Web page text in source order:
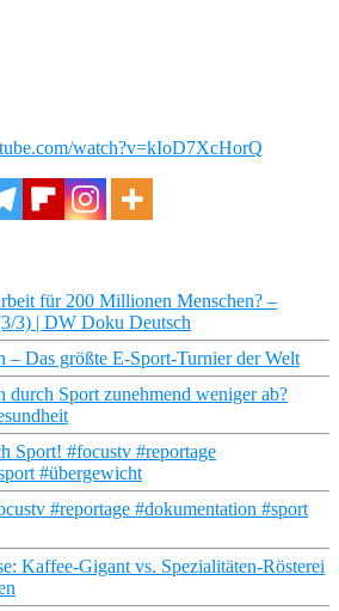
watch?v=kIoD7XcHorQ
für 200 Millionen Menschen? –
3) | DW Doku Deutsch
– Das größte E-Sport-Turnier der Welt
durch Sport zunehmend weniger ab?
Sport! #focustv #reportage
#übergewicht
#reportage #dokumentation #sport
Kaffee-Gigant vs. Spezialitäten-Rösterei